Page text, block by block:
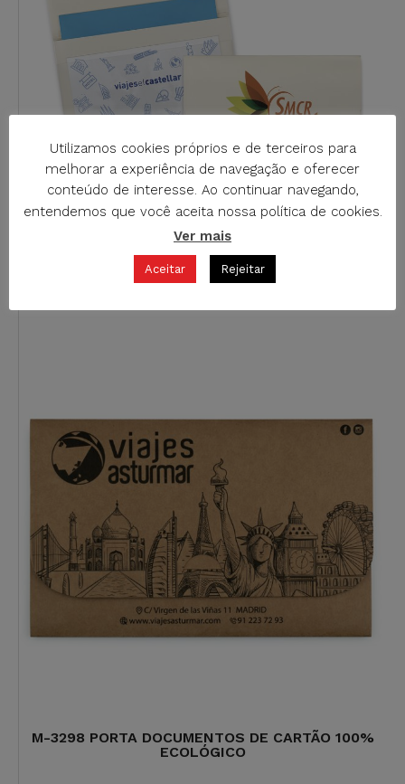
M-130C PORTA DOCUMENTOS EM PVC RECICLADO
M-3298 PORTA DOCUMENTOS DE CARTÃO 100%
ECOLÓGICO
Utilizamos cookies próprios e de terceiros para
melhorar a experiência de navegação e oferecer
conteúdo de interesse. Ao continuar navegando,
entendemos que você aceita nossa política de cookies.
Ver mais
Aceitar Rejeitar